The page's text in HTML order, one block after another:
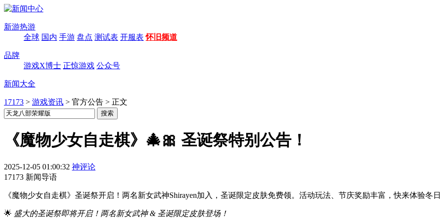
新游热游
全球 国内 手游 盘点 测试表 开服表 怀旧频道
品牌
游戏X博士 正惊游戏 公众号
新闻大全
17173 > 游戏资讯 > 官方公告 > 正文
《魔物少女自走棋》🎄🎀 圣诞祭特别公告！
2025-12-05 01:00:32 神评论
17173 新闻导语
《魔物少女自走棋》圣诞祭开启！两名新女武神Shirayen加入，圣诞限定皮肤免费领。活动玩法、节庆奖励丰富，快来体验冬日
🌟 盛大的圣诞祭即将开启！两名新女武神 & 圣诞限定皮肤登场！